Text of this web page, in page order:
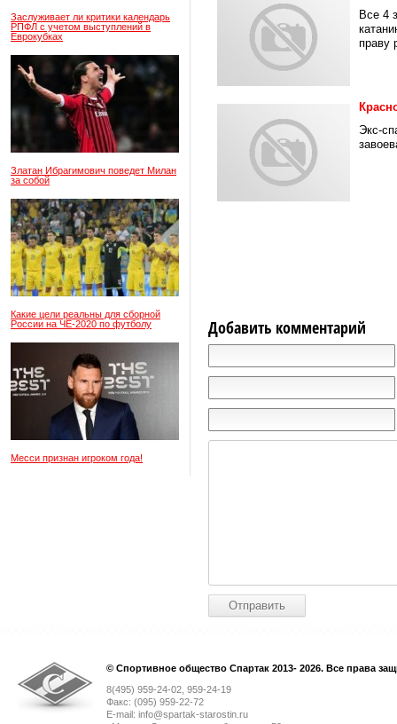
Заслуживает ли критики календарь
РПФЛ с учетом выступлений в
Еврокубках
Златан Ибрагимович поведет Милан
за собой
Какие цели реальны для сборной
России на ЧЕ-2020 по футболу
Месси признан игроком года!
Все 4
праву
Экс-
Добавить комментарий
© Спортивное общество Спартак 2013- 2026. Все права
8(495) 959-24-02, 959-24-19
Факс: (095) 959-22-72
E-mail: info@spartak-starostin.ru